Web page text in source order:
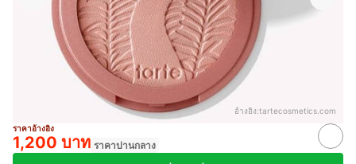
อ้างอิง:tartecosmetics.com
ราคาอ้างอิง
1,200 บาท ราคาปานกลาง